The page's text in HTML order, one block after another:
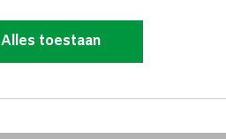
Alles toestaan